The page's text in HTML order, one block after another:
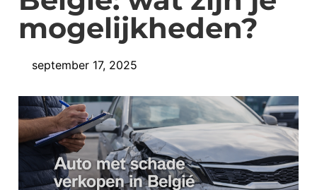
mogelijkheden?
september 17, 2025